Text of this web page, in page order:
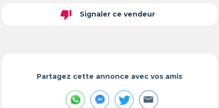
thumb_down Signaler ce vendeur
Partagez cette annonce avec vos amis